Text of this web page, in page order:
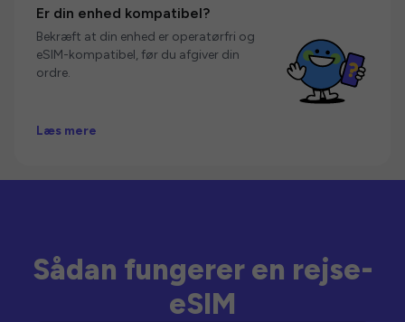
Er din enhed kompatibel?
Bekræft at din enhed er operatørfri og
eSIM-kompatibel, før du afgiver din
ordre.
Læs mere
Sådan fungerer en rejse-
eSIM